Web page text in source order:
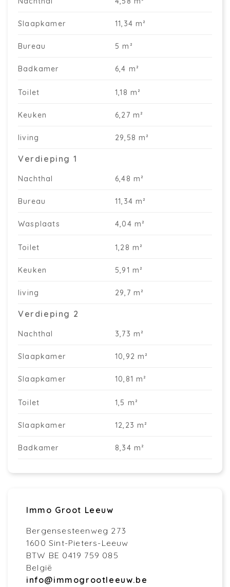
Slaapkamer 11,34 m²
Bureau 5 m²
Badkamer 6,4 m²
Toilet 1,18 m²
Keuken 6,27 m²
living 29,58 m²
Verdieping 1
Nachthal 6,48 m²
Bureau 11,34 m²
Wasplaats 4,04 m²
Toilet 1,28 m²
Keuken 5,91 m²
living 29,7 m²
Verdieping 2
Nachthal 3,73 m²
Slaapkamer 10,92 m²
Slaapkamer 10,81 m²
Toilet 1,5 m²
Slaapkamer 12,23 m²
Badkamer 8,34 m²
Immo Groot Leeuw
Bergensesteenweg 273
1600 Sint-Pieters-Leeuw
BTW BE 0419 759 085
België
info@immogrootleeuw.be